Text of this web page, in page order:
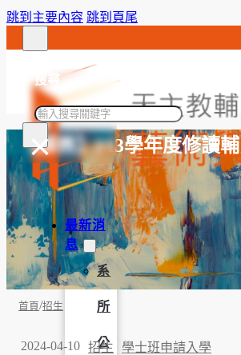
跳到主要內容 跳到頁尾
搜尋
搜
×
最新消
息
系
所
公
【課務】113學年度修讀
首頁/招生
2024-04-10 招生 學士班申請入學